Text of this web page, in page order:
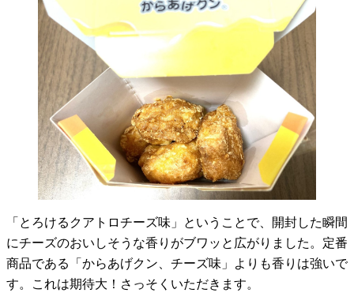
「とろけるクアトロチーズ味」ということで、開封した瞬間
にチーズのおいしそうな香りがブワッと広がりました。定番
商品である「からあげクン、チーズ味」よりも香りは強いで
す。これは期待大！さっそくいただきます。